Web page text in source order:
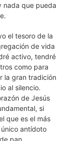
nada que pueda
el tesoro de la
de vida
activo, tendré
como para
la gran tradición
al silencio.
de Jesús
si
que es el más
antídoto
pan